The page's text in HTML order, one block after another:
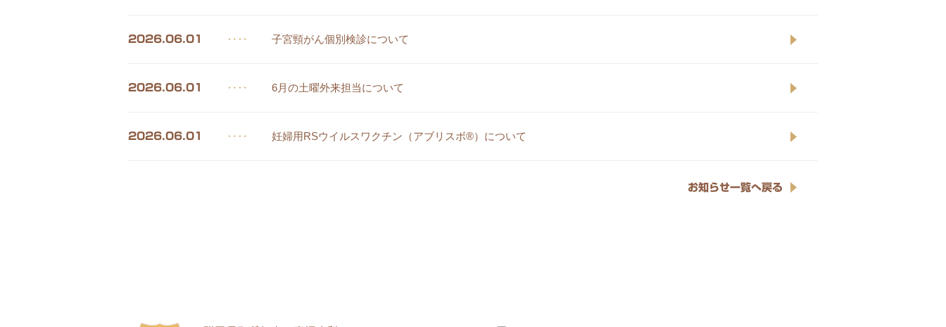
2026.06.01 ‥‥ 子宮頸がん個別検診について
2026.06.01 ‥‥ 6月の土曜外来担当について
2026.06.01 ‥‥ 妊婦用RSウイルスワクチン（アブリスボ®）について
お知らせ一覧へ戻る